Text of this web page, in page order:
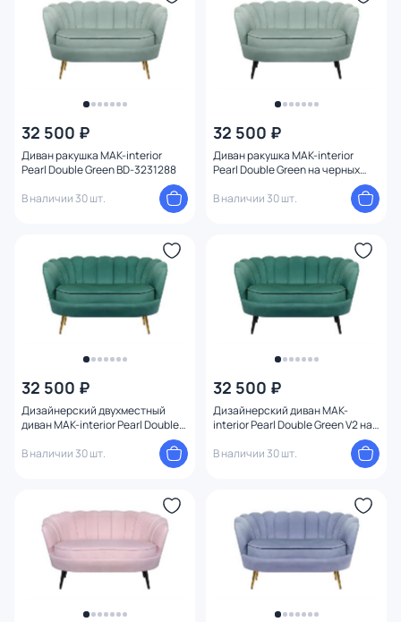
32 500 ₽
Диван ракушка MAK-interior
Pearl Double Green BD-3231288
В наличии 30 шт.
32 500 ₽
Диван ракушка MAK-interior
Pearl Double Green на черных
В наличии 30 шт.
32 500 ₽
Дизайнерский двухместный
диван MAK-interior Pearl Double
В наличии 30 шт.
32 500 ₽
Дизайнерский диван MAK-
interior Pearl Double Green V2 на
В наличии 30 шт.